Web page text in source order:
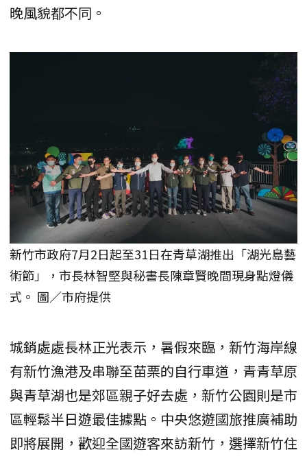
晚風貌都不同。
新竹市政府7月2日起至31日在青草湖推出「湖光島藝
術節」，市長林智堅與秘書長陳章賢晚間現身點燈儀
式。 圖／市府提供
城銷處處長林正光表示，暑假來臨，新竹海岸線
有新竹漁港及串聯至苗栗的自行車道，青青草原
與青草湖也是郊區親子好去處，新竹公園則是市
區輕鬆半日遊最佳據點。中央悠遊國旅推廣補助
即將展開，歡迎全國遊客來訪新竹，選擇新竹住